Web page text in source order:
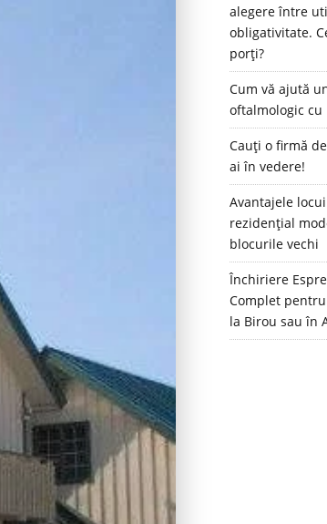
alegere între
obligativitate.
porți?
Cum vă ajută
oftalmologic
Cauți o firmă
ai în vedere!
Avantajele
rezidențial
blocurile vechi
Închiriere
Complet
la Birou sau în